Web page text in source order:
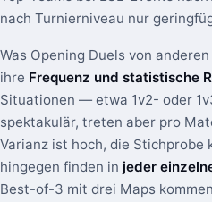
nach Turnierniveau nur
Was Opening Duels von
ihre Frequenz und statistische
Situationen — etwa 1v2- oder
spektakulär, treten aber pro
Varianz ist hoch, die Stichprobe
hingegen finden in jeder
Best-of-3 mit drei Maps